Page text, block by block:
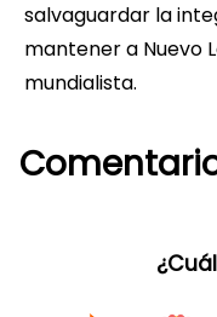
salvaguardar la
mantener a Nuevo
mundialista.